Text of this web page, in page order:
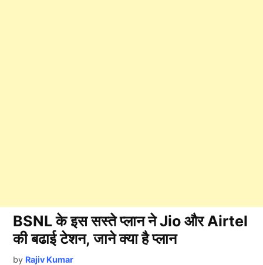
BSNL के इस सस्ते प्लान ने Jio और Airtel
की बढाई टेशन, जाने क्या है प्लान
by Rajiv Kumar